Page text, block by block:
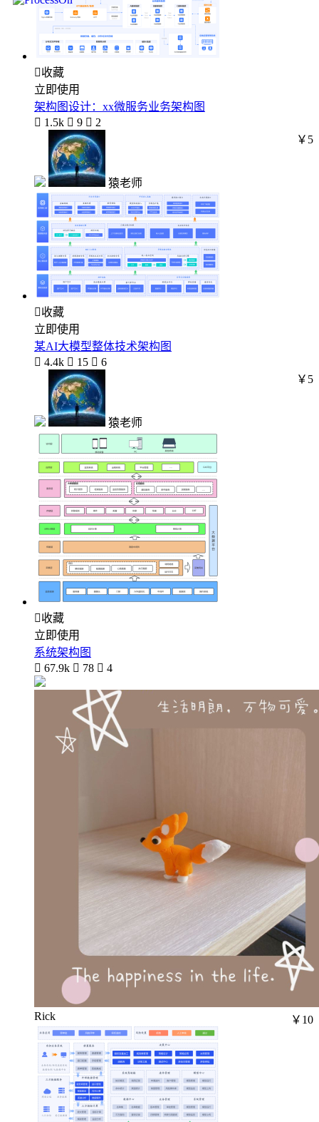
收藏
立即使用
架构图设计：xx微服务业务架构图
 1.5k  9  2
猿老师
￥5
收藏
立即使用
某AI大模型整体技术架构图
 4.4k  15  6
猿老师
￥5
收藏
立即使用
系统架构图
 67.9k  78  4
Rick ￥10